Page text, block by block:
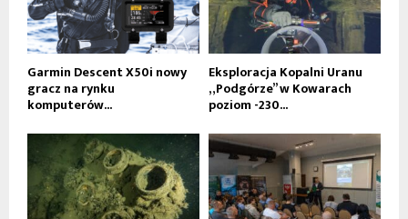
Garmin Descent X50i nowy
gracz na rynku
komputerów...
Eksploracja Kopalni Uranu
„Podgórze” w Kowarach
poziom -230...